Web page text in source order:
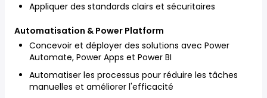
Appliquer des standards clairs et sécuritaires
Automatisation & Power Platform
Concevoir et déployer des solutions avec Power
Automate, Power Apps et Power BI
Automatiser les processus pour réduire les tâches
manuelles et améliorer l'efficacité